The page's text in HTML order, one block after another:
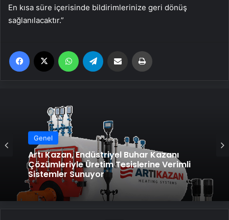
En kısa süre içerisinde bildirimlerinize geri dönüş
sağlanılacaktır.”
Facebook WhatsApp Email'den paylaş
Genel
Artı Kazan, Endüstriyel Buhar Kazanı
Çözümleriyle Üretim Tesislerine Verimli
Sistemler Sunuyor